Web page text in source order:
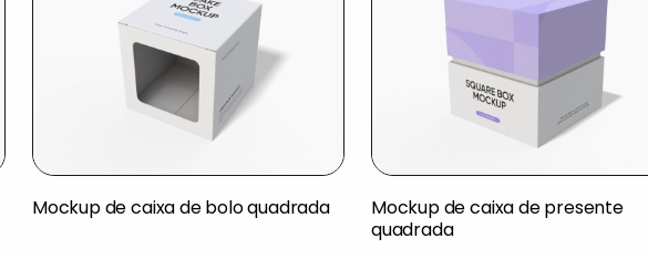
Mockup de caixa de bolo quadrada
Mockup de caixa de presente
quadrada